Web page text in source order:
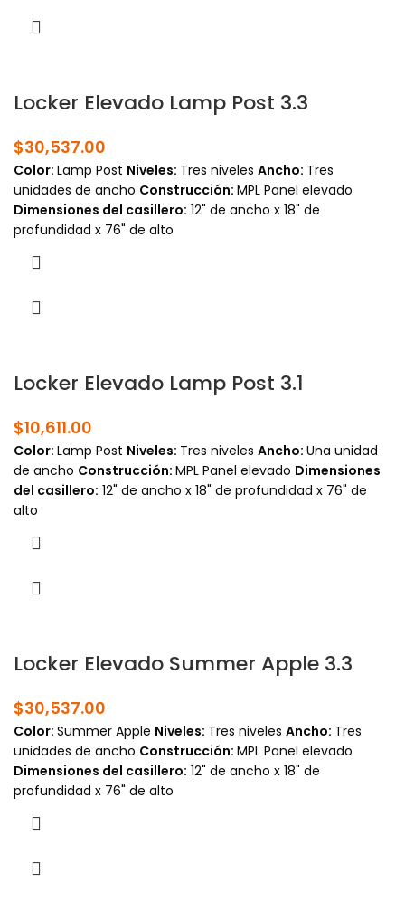
Locker Elevado Lamp Post 3.3
$30,537.00
Color: Lamp Post Niveles: Tres niveles Ancho: Tres
unidades de ancho Construcción: MPL Panel elevado
Dimensiones del casillero: 12" de ancho x 18" de
profundidad x 76" de alto
Locker Elevado Lamp Post 3.1
$10,611.00
Color: Lamp Post Niveles: Tres niveles Ancho: Una unidad
de ancho Construcción: MPL Panel elevado Dimensiones
del casillero: 12" de ancho x 18" de profundidad x 76" de
alto
Locker Elevado Summer Apple 3.3
$30,537.00
Color: Summer Apple Niveles: Tres niveles Ancho: Tres
unidades de ancho Construcción: MPL Panel elevado
Dimensiones del casillero: 12" de ancho x 18" de
profundidad x 76" de alto